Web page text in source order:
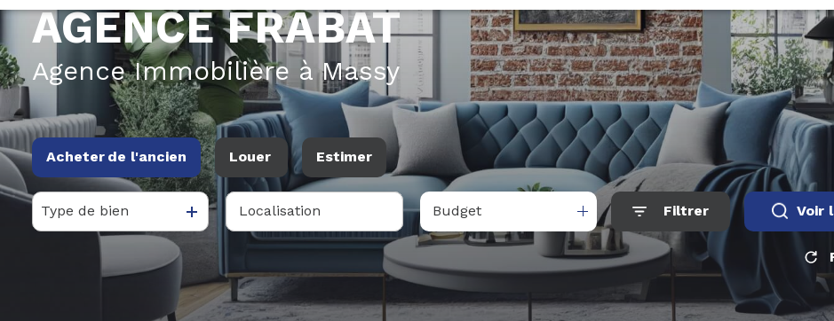
AGENCE FRABAT
Agence Immobilière à Massy
Acheter de l'ancien
De l'ancien
Du neuf
Louer
à l'année
De l'immo pro
Estimer
Type de bien Budget Filtrer Voir